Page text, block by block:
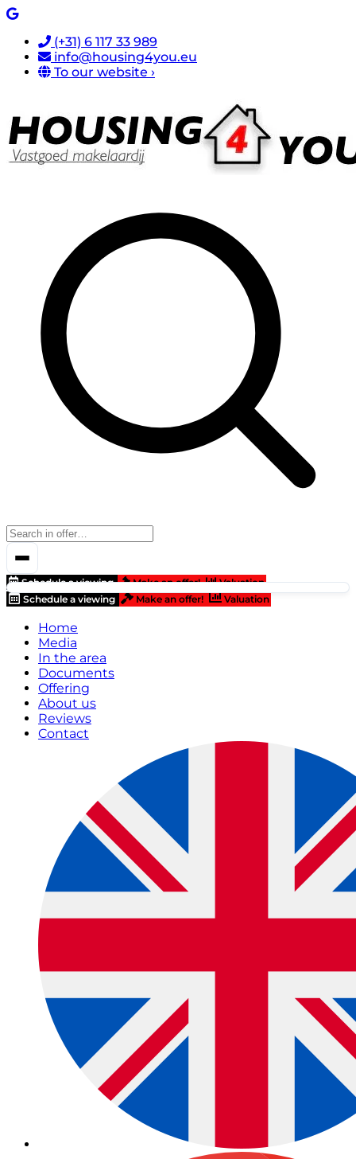
(+31) 6 117 33 989
info@housing4you.eu
To our website ›
Schedule a viewing Make an offer!
Valuation
Schedule a viewing
Make an offer! Valuation
Home
Media
In the area
Documents
Offering
About us
Reviews
Contact